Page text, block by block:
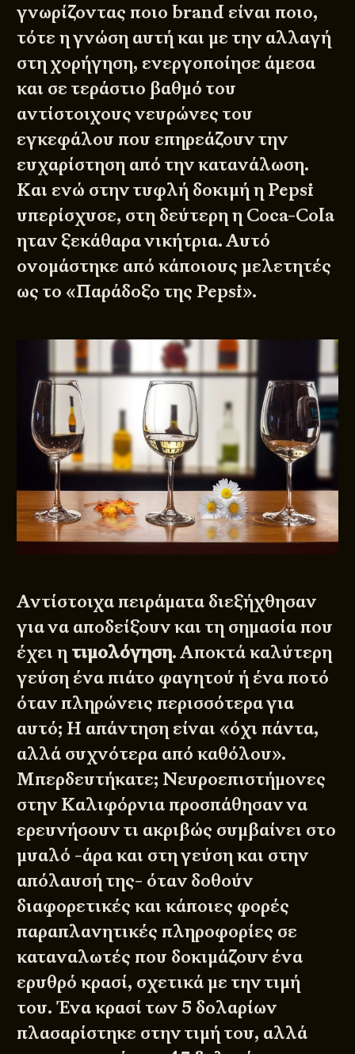
γνωρίζοντας ποιο brand είναι ποιο,
τότε η γνώση αυτή και με την αλλαγή
στη χορήγηση, ενεργοποίησε άμεσα
και σε τεράστιο βαθμό του
αντίστοιχους νευρώνες του
εγκεφάλου που επηρεάζουν την
ευχαρίστηση από την κατανάλωση.
Και ενώ στην τυφλή δοκιμή η Pepsi
υπερίσχυσε, στη δεύτερη η Coca-Cola
ηταν ξεκάθαρα νικήτρια. Αυτό
ονομάστηκε από κάποιους μελετητές
ως το«Παράδοξο της Pepsi».
Αντίστοιχα πειράματα διεξήχθησαν
για να αποδείξουν και τη σημασία που
έχει η τιμολόγηση. Αποκτά καλύτερη
γεύση ένα πιάτο φαγητού ή ένα ποτό
όταν πληρώνεις περισσότερα για
αυτό; Η απάντηση είναι «όχι πάντα,
αλλά συχνότερα από καθόλου».
Μπερδευτήκατε; Νευροεπιστήμονες
στην Καλιφόρνια προσπάθησαν να
ερευνήσουν τι ακριβώς συμβαίνει στο
μυαλό -άρα και στη γεύση και στην
απόλαυσή της- όταν δοθούν
διαφορετικές και κάποιες φορές
παραπλανητικές πληροφορίες σε
καταναλωτές που δοκιμάζουν ένα
ερυθρό κρασί, σχετικά με την τιμή
του. Ένα κρασί των 5 δολαρίων
πλασαρίστηκε στην τιμή του, αλλά